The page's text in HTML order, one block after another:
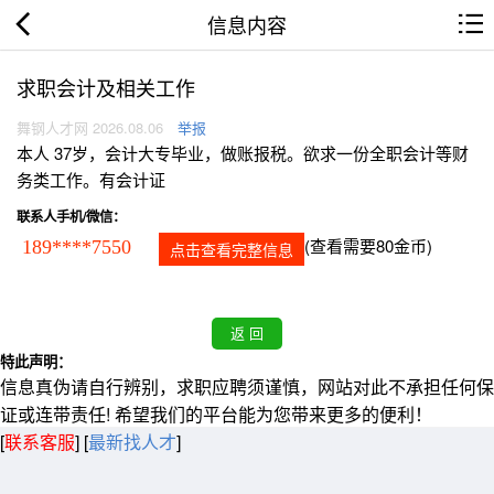
信息内容
求职会计及相关工作
舞钢人才网 2026.08.06 举报
本人 37岁，会计大专毕业，做账报税。欲求一份全职会计等财
务类工作。有会计证
联系人手机/微信：
189****7550 点击查看完整信息 (查看需要80金币)
特此声明：
信息真伪请自行辨别，求职应聘须谨慎，网站对此不承担任何保
证或连带责任! 希望我们的平台能为您带来更多的便利！
[联系客服] [最新找人才]